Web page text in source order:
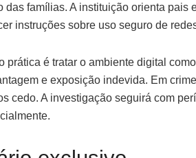
das famílias. A instituição orienta
instruções sobre uso seguro de
prática é tratar o ambiente digital
e exposição indevida. Em
cedo. A investigação seguirá com